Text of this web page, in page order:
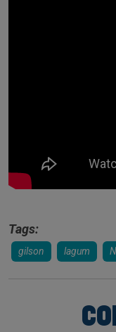
Tags:
gilson lagum